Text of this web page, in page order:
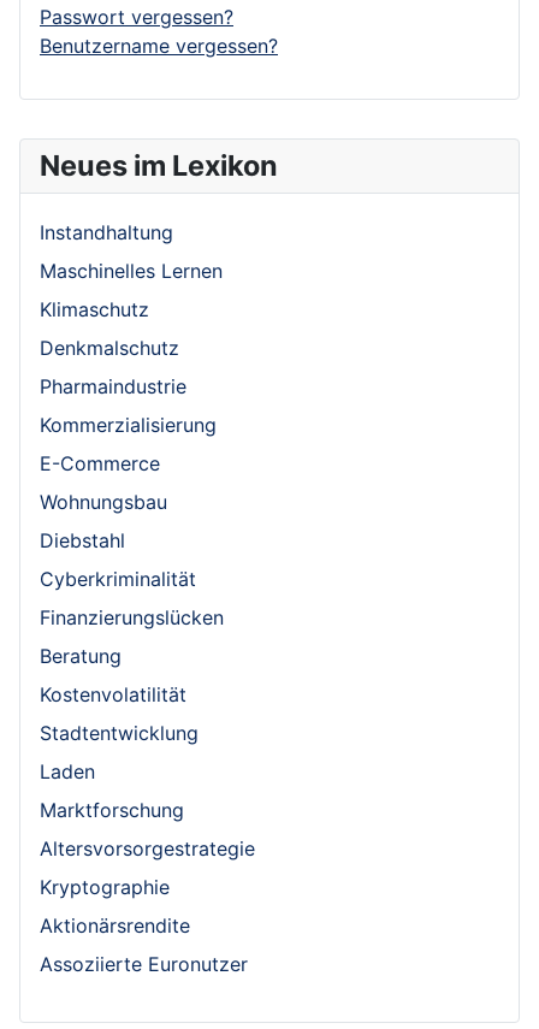
Neues im Lexikon
Instandhaltung
Maschinelles Lernen
Klimaschutz
Denkmalschutz
Pharmaindustrie
Kommerzialisierung
E-Commerce
Wohnungsbau
Diebstahl
Cyberkriminalität
Finanzierungslücken
Beratung
Kostenvolatilität
Stadtentwicklung
Laden
Marktforschung
Altersvorsorgestrategie
Kryptographie
Aktionärsrendite
Assoziierte Euronutzer
Passwort vergessen?
Benutzername vergessen?